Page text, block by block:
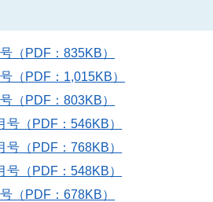
（PDF：835KB）
（PDF：1,015KB）
（PDF：803KB）
号（PDF：546KB）
号（PDF：768KB）
号（PDF：548KB）
（PDF：678KB）